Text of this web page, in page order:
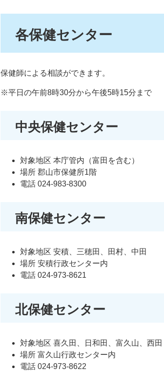
各保健センター
保健師による相談ができます。​
※平日の午前8時30分から午後5時15分まで
中央保健センター
対象地区 本庁管内（富田を含む）
場所 郡山市保健所1階
電話 024-983-8300
南保健センター
対象地区 安積、三穂田、田村、中田
場所 安積行政センター内
電話 024-973-8621
北保健センター
対象地区 喜久田、日和田、富久山、西田
場所 富久山行政センター内
電話 024-973-8622